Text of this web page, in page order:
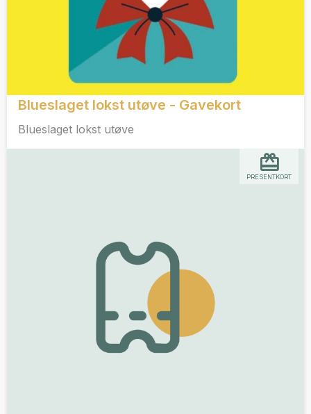
Blueslaget lokst utøve - Gavekort
Blueslaget lokst utøve
PRESENTKORT